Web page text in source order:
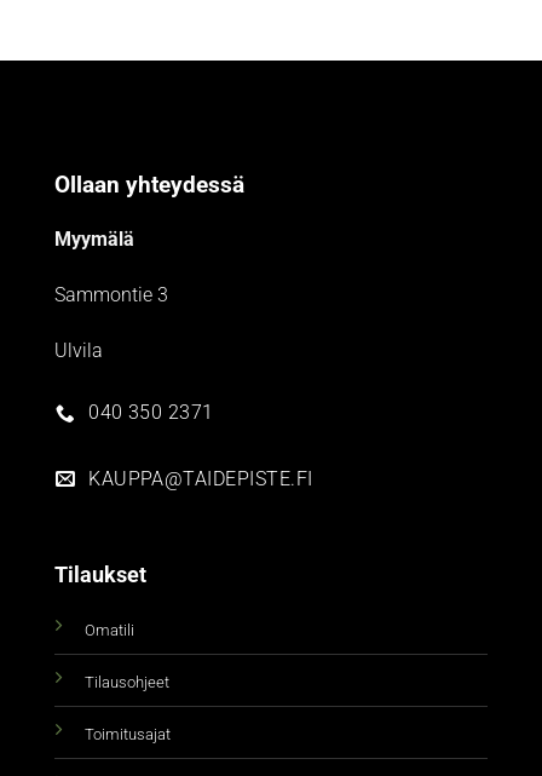
Ollaan yhteydessä
Myymälä
Sammontie 3
Ulvila
040 350 2371
KAUPPA@TAIDEPISTE.FI
Tilaukset
Omatili
Tilausohjeet
Toimitusajat